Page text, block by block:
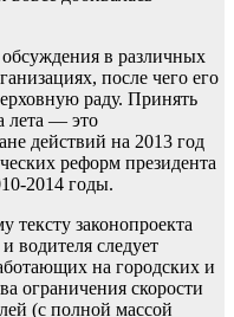
в различных
после чего его
раду. Принять
лета — это
действий на 2013 год
реформ президента
2014 годы.
тексту законопроекта
водителя следует
на городских и
ограничения скорости
(с полной массой